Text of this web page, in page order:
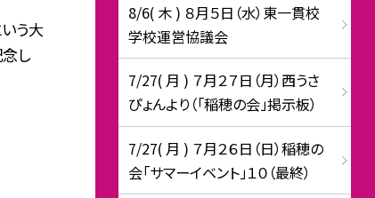
う大
し
8/6( 木 ) ８月５日（水）東一貫校
学校運営協議会
7/27( 月 ) ７月２７日（月）西うさ
ぴょんより（「稲穂の会」掲示板）
7/27( 月 ) ７月２６日（日）稲穂の
会「サマーイベント」１０（最終）